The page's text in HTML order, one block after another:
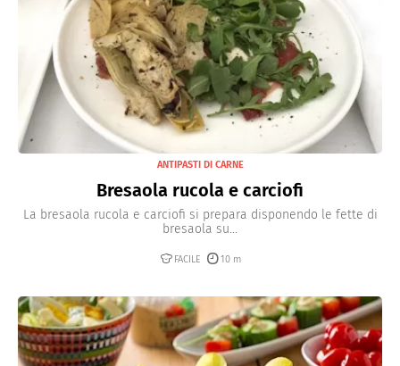
ANTIPASTI DI CARNE
Bresaola rucola e carciofi
La bresaola rucola e carciofi si prepara disponendo le fette di
bresaola su...
FACILE 10 m